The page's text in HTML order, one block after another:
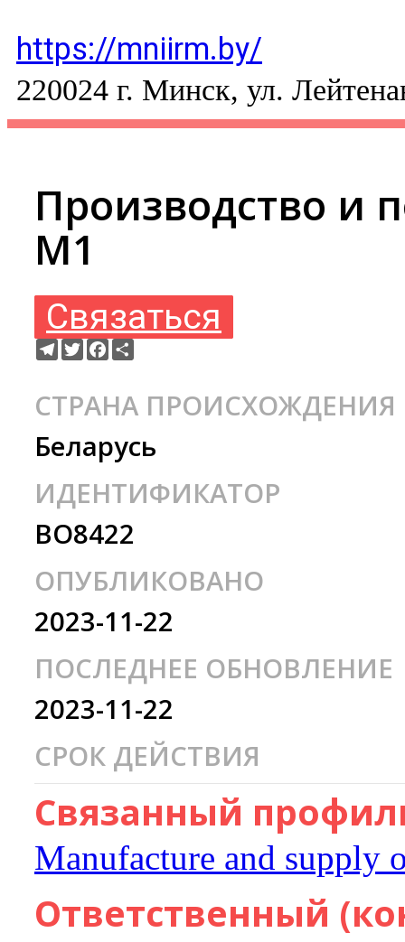
https://mniirm.by/
220024 г. Минск, ул.
Производство и
М1
Связаться
Telegram
TwitterFacebook
СТРАНА ПРОИСХОЖДЕНИЯ
Беларусь
ИДЕНТИФИКАТОР
BO8422
ОПУБЛИКОВАНО
2023-11-22
ПОСЛЕДНЕЕ ОБНОВЛЕНИЕ
2023-11-22
СРОК ДЕЙСТВИЯ
Связанный
Manufacture and supply
Ответственный